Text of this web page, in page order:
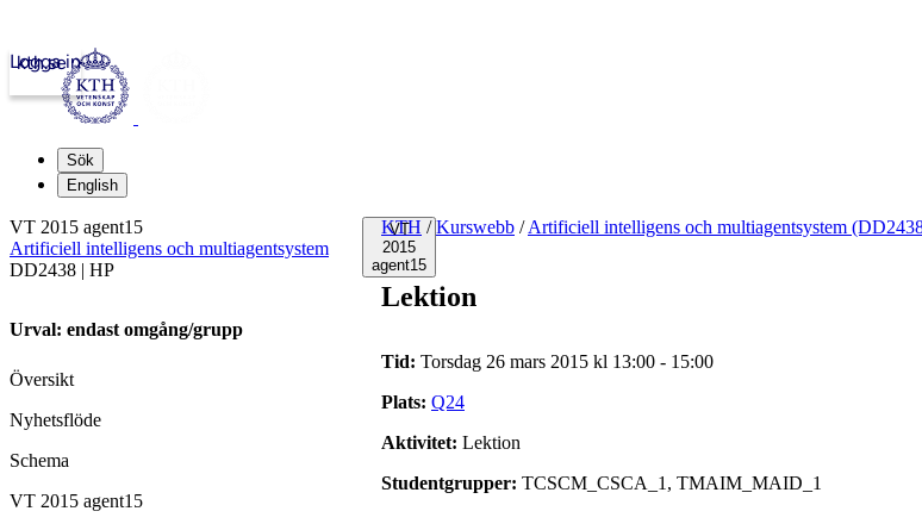
kth.se
Logga in
Sök
English
VT
2015
agent15
KTH / Kurswebb / Artificiell intelligens och multiagentsystem
Lektion
Tid: Torsdag 26 mars 2015 kl 13:00 - 15:00
Plats: Q24
Aktivitet: Lektion
Studentgrupper: TCSCM_CSCA_1, TMAIM_MAID_1
VT 2015 agent15
Artificiell intelligens och multiagentsystem
DD2438 | HP
Urval: endast omgång/grupp
Översikt
Nyhetsflöde
Schema
VT 2015 agent15